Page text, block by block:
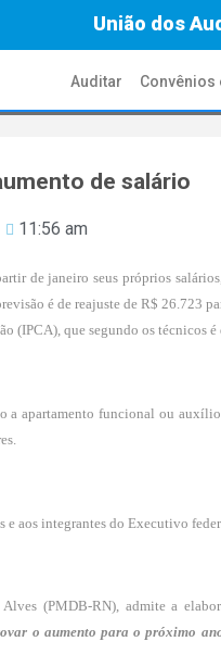
União dos
Auditar Convênios
de salário
11:56 am
de janeiro seus próprios
é de reajuste de R$ 26.723
(IPCA), que segundo os técnicos é
a apartamento funcional ou
e aos integrantes do Executivo
(PMDB-RN), admite a
o aumento para o próximo